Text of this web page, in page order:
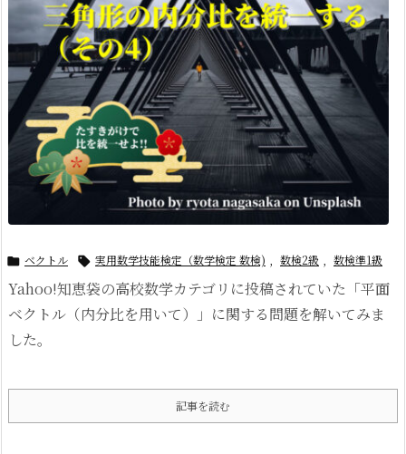
 ベクトル  実用数学技能検定（数学検定 数検) 数検2級 数検準1級
Yahoo!知恵袋の高校数学カテゴリに投稿されていた「平面
ベクトル（内分比を用いて）」に関する問題を解いてみま
した。
記事を読む